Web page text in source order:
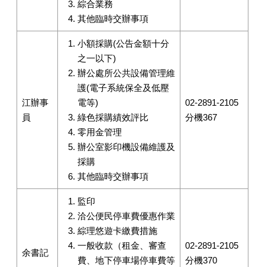
綜合業務
其他臨時交辦事項
江辦事
員
小額採購(公告金額十分
之一以下)
辦公處所公共設備管理維
護(電子系統保全及低壓
電等)
綠色採購績效評比
零用金管理
辦公室影印機設備維護及
採購
其他臨時交辦事項
02-2891-2105
分機367
余書記
監印
洽公便民停車費優惠作業
綜理悠遊卡繳費措施
一般收款（租金、審查
費、地下停車場停車費等
02-2891-2105
分機370